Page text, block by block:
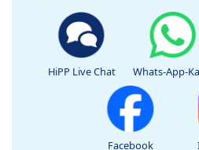
HiPP Live Chat Whats-App-
Facebook